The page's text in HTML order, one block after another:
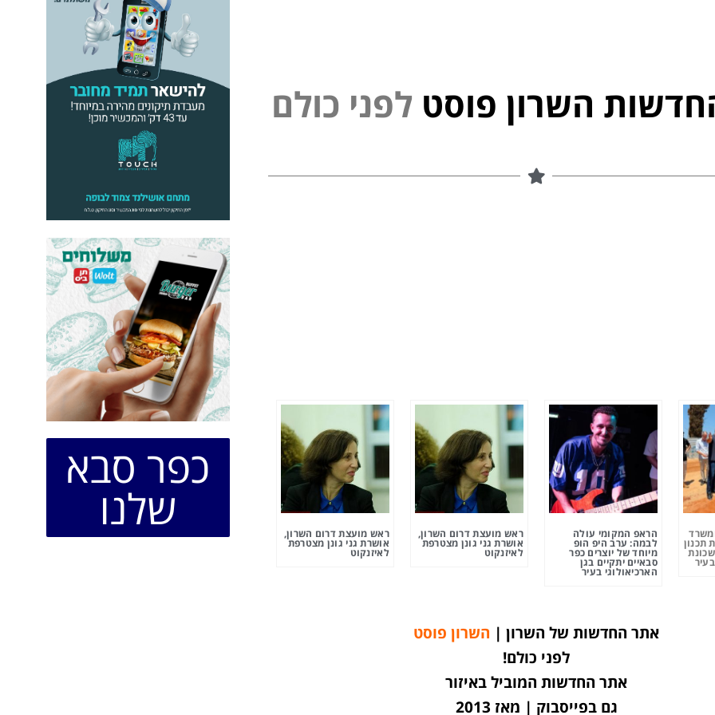
השרון פוסט כולם פנ כ
תכנון
הראפ המקומי עולה
לבמה: ערב היפ הופ
מיוחד של יוצרים כפר
סבאיים יתקיים בגן
הארכיאולוגי בעיר
ראש מועצת דרום השרון,
אושרת גני גונן מצטרפת
לאיזנקוט
ראש מועצת דרום השרון,
אושרת גני גונן מצטרפת
לאיזנקוט
כפר סבא
שלנו
אתר החדשות של השרון | השרון פוסט
לפני כולם!
אתר החדשות המוביל באיזור
גם בפייסבוק | מאז 2013